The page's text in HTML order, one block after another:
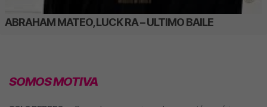
ABRAHAM MATEO, LUCK RA – ULTIMO BAILE
SOMOS MOTIVA